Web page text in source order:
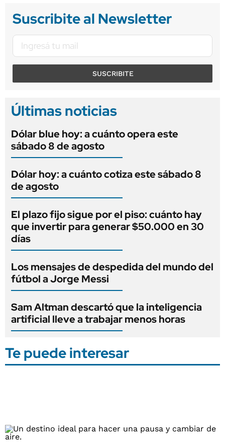
Suscribite al Newsletter
SUSCRIBITE
Últimas noticias
Dólar blue hoy: a cuánto opera este
sábado 8 de agosto
Dólar hoy: a cuánto cotiza este sábado 8
de agosto
El plazo fijo sigue por el piso: cuánto hay
que invertir para generar $50.000 en 30
días
Los mensajes de despedida del mundo del
fútbol a Jorge Messi
Sam Altman descartó que la inteligencia
artificial lleve a trabajar menos horas
Te puede interesar